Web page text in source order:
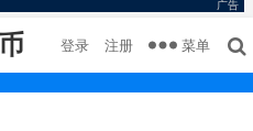
登录 注册 菜单